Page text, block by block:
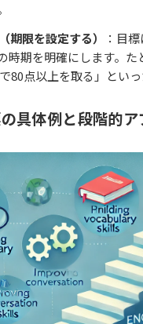
限を設定する）
：目
時期を明確にします。た
80点以上を取る」といっ
具体例と段階的ア